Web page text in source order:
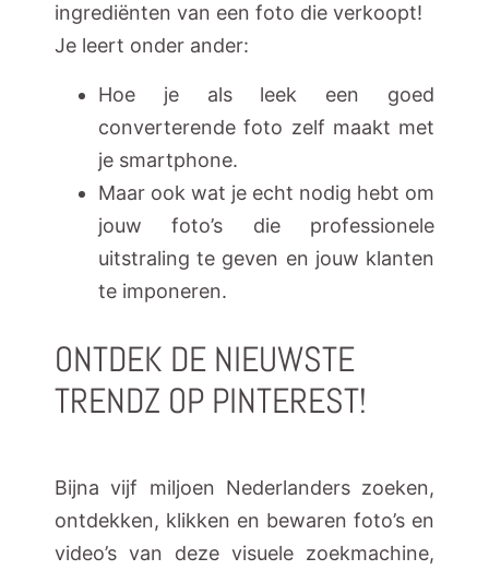
ingrediënten van een foto die verkoopt!
Je leert onder ander:
Hoe je als leek een goed
converterende foto zelf maakt met
je smartphone.
Maar ook wat je echt nodig hebt om
jouw foto’s die professionele
uitstraling te geven en jouw klanten
te imponeren.
ONTDEK DE NIEUWSTE
TRENDZ OP PINTEREST!
Bijna vijf miljoen Nederlanders zoeken,
ontdekken, klikken en bewaren foto’s en
video’s van deze visuele zoekmachine,